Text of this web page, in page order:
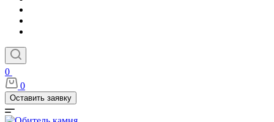
0
0
Оставить заявку